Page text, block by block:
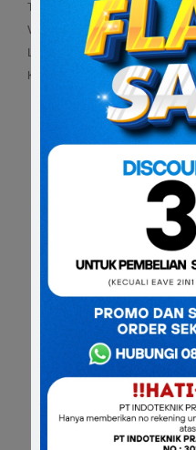
Tanggal : 21 JULI 2023
Waktu : 17.00 s/d
Lokasi : Jl. Otto Iskandar
Kec. Sumur Bandung, Kota